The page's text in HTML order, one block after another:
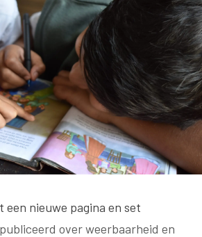
een nieuwe pagina en set
over weerbaarheid en